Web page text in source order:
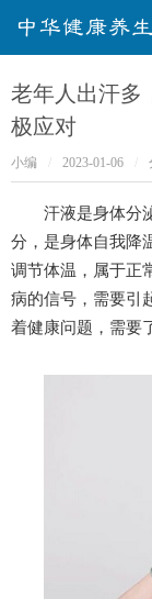
华健康养生网
老年人出汗多
极应对
小编 2023-01-06
汗液是身体分
分，是身体自我降
调节体温，属于正
病的信号，需要引
着健康问题，需要